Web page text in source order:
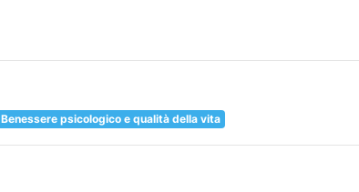
Benessere psicologico e qualità della vita